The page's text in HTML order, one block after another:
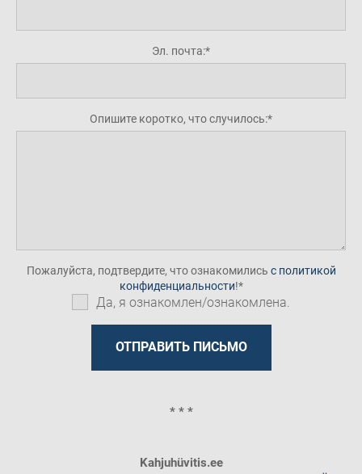
Эл. почта:
Опишите коротко, что случилось:
Пожалуйста, подтвердите, что ознакомились с политикой
конфиденциальности!
Да, я ознакомлен/ознакомлена.
* * *
Kahjuhüvitis.ee